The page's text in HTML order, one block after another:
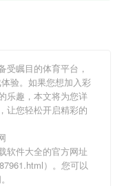
受瞩目的体育平台，
验。如果您想加入彩
乐趣，本文将为您详
让您轻松开启精彩的
软件大全的官方网址
）。您可以